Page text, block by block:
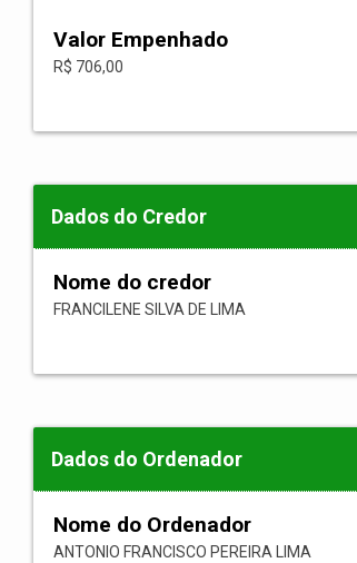
Valor Empenhado
R$ 706,00
Dados do Credor
Nome do credor
FRANCILENE SILVA DE LIMA
Dados do Ordenador
Nome do Ordenador
ANTONIO FRANCISCO PEREIRA LIMA